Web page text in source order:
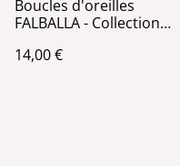
Boucles d'oreilles
FALBALLA - Collection
14,00 €